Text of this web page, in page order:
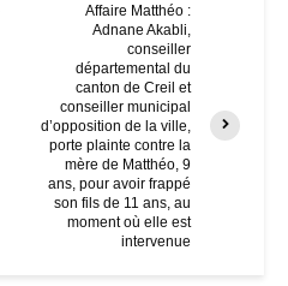
Affaire Matthéo :
Adnane Akabli,
conseiller
départemental du
canton de Creil et
conseiller municipal
d’opposition de la ville,
porte plainte contre la
mère de Matthéo, 9
ans, pour avoir frappé
son fils de 11 ans, au
moment où elle est
intervenue